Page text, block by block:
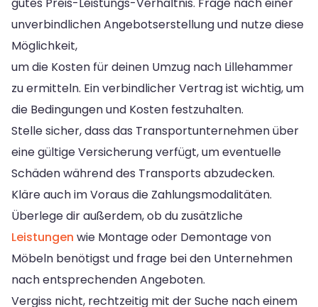
unverbindlichen Angebotserstellung und nutze diese
Möglichkeit,
um die Kosten für deinen Umzug nach Lillehammer
zu ermitteln. Ein verbindlicher Vertrag ist wichtig, um
die Bedingungen und Kosten festzuhalten.
Stelle sicher, dass das Transportunternehmen über
eine gültige Versicherung verfügt, um eventuelle
Schäden während des Transports abzudecken.
Kläre auch im Voraus die Zahlungsmodalitäten.
Überlege dir außerdem, ob du zusätzliche
Leistungen wie Montage oder Demontage von
Möbeln benötigst und frage bei den Unternehmen
nach entsprechenden Angeboten.
Vergiss nicht, rechtzeitig mit der Suche nach einem